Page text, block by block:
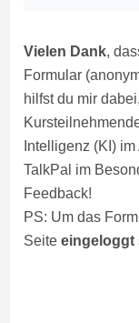
Vielen Dank,
Formular
hilfst du mir
Intelligenz (KI)
TalkPal im
Feedback!
PS: Um das
Seiteeingeloggt